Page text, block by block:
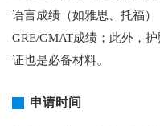
语言成绩（如雅思、托福
GRE/GMAT成绩；此外，
证也是必备材料。
申请时间